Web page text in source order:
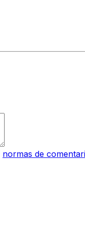
normas de